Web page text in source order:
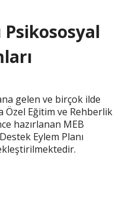
Psikososyal
gelen ve birçok ilde
Özel Eğitim ve Rehberlik
hazırlanan MEB
Eylem Planı